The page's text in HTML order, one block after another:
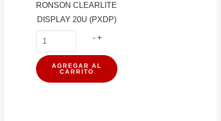
RONSON CLEARLITE
DISPLAY 20U (PXDP)
- ENCENDEDOR
CLEARLITE
DISPLAY
+
AGREGAR AL
CARRITO